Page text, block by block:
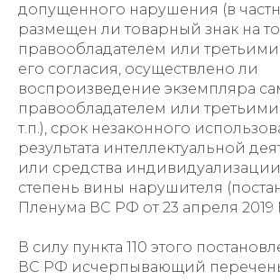
допущенного нарушения (в
размещен ли товарный знак на
правообладателем или
его согласия, осуществлено ли
воспроизведение экземпляра
правообладателем или
т.п.), срок незаконного
результата интеллектуальной
или средства
степень вины нарушителя
Пленума ВС РФ от 23 апреля 2019
В силу пункта 110 этого
ВС РФ исчерпывающий